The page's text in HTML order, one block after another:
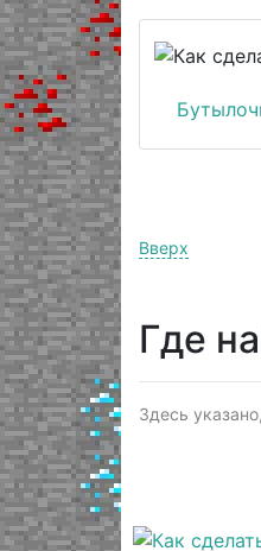
Вверх
Где
Здесь